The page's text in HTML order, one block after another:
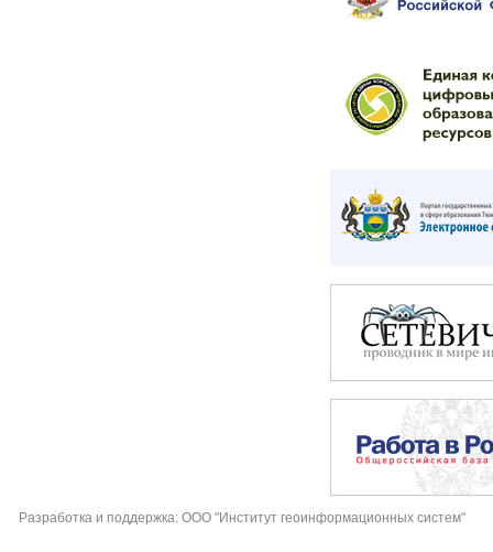
Разработка и поддержка: ООО "Институт геоинформационных систем"